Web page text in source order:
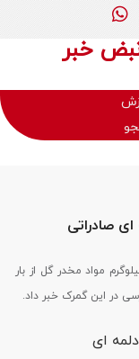
خبر
صادراتی
اداره کل گمرک آستارا از کشف بیش از ۶۳ کیلوگرم مواد مخدر گل از بار
در این گمرک خبر داد.